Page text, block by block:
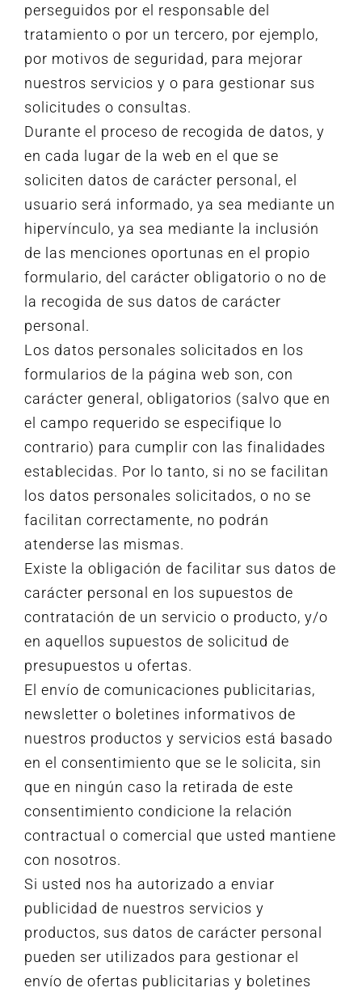
perseguidos por el responsable del
tratamiento o por un tercero, por ejemplo,
por motivos de seguridad, para mejorar
nuestros servicios y o para gestionar sus
solicitudes o consultas.
Durante el proceso de recogida de datos, y
en cada lugar de la web en el que se
soliciten datos de carácter personal, el
usuario será informado, ya sea mediante un
hipervínculo, ya sea mediante la inclusión
de las menciones oportunas en el propio
formulario, del carácter obligatorio o no de
la recogida de sus datos de carácter
personal.
Los datos personales solicitados en los
formularios de la página web son, con
carácter general, obligatorios (salvo que en
el campo requerido se especifique lo
contrario) para cumplir con las finalidades
establecidas. Por lo tanto, si no se facilitan
los datos personales solicitados, o no se
facilitan correctamente, no podrán
atenderse las mismas.
Existe la obligación de facilitar sus datos de
carácter personal en los supuestos de
contratación de un servicio o producto, y/o
en aquellos supuestos de solicitud de
presupuestos u ofertas.
El envío de comunicaciones publicitarias,
newsletter o boletines informativos de
nuestros productos y servicios está basado
en el consentimiento que se le solicita, sin
que en ningún caso la retirada de este
consentimiento condicione la relación
contractual o comercial que usted mantiene
con nosotros.
Si usted nos ha autorizado a enviar
publicidad de nuestros servicios y
productos, sus datos de carácter personal
pueden ser utilizados para gestionar el
envío de ofertas publicitarias y boletines